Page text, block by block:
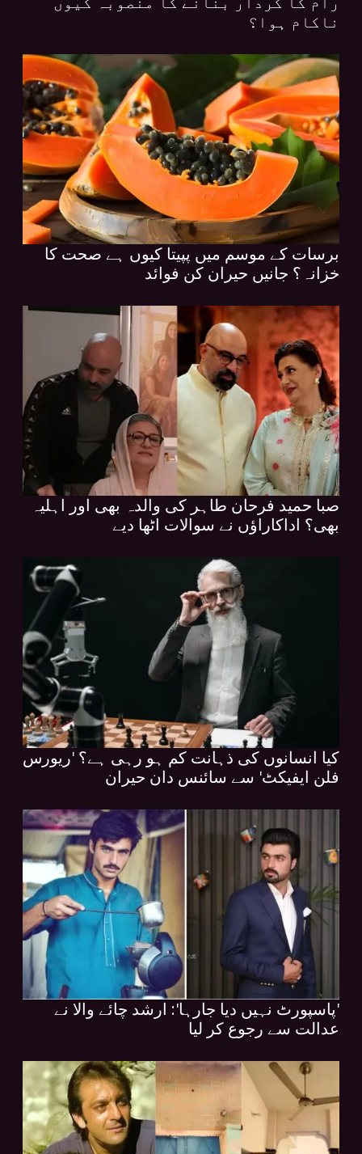
ناکام ہوا؟
برسات کے موسم میں پپیتا کیوں ہے صحت کا
خزانہ؟ جانیں حیران کن فوائد
صبا حمید فرحان طاہر کی والدہ بھی اور اہلیہ
بھی؟ اداکاراؤں نے سوالات اٹھا دیے
کیا انسانوں کی ذہانت کم ہو رہی ہے؟ 'ریورس
فلن ایفیکٹ' سے سائنس دان حیران
'پاسپورٹ نہیں دیا جارہا': ارشد چائے والا نے
عدالت سے رجوع کر لیا